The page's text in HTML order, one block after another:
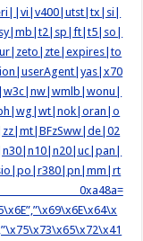
_0xa48a=